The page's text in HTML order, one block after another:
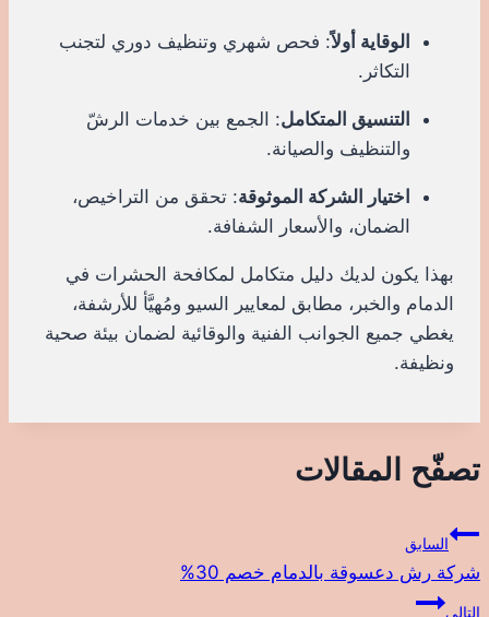
الوقاية أولاً: فحص شهري وتنظيف دوري لتجنب
التكاثر.
التنسيق المتكامل: الجمع بين خدمات الرشّ
والتنظيف والصيانة.
اختيار الشركة الموثوقة: تحقق من التراخيص،
الضمان، والأسعار الشفافة.
بهذا يكون لديك دليل متكامل لمكافحة الحشرات في
الدمام والخبر، مطابق لمعايير السيو ومُهيَّأ للأرشفة،
يغطي جميع الجوانب الفنية والوقائية لضمان بيئة صحية
ونظيفة.
تصفّح المقالات
السابق
شركة رش دعسوقة بالدمام خصم 30%
التالي